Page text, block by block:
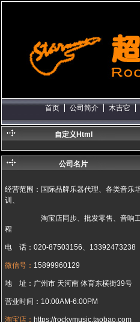
首页 公司简介 木吉它
自定义Html
公司名片
经营范围：国际品牌乐器代理、各类音乐
训、
淘宝店同步、批发零售、音响
程
电 话：020-87503156、13392473238
微信号： 15899960129
地 址：广州市 天河南 体育东横街39号
营业时间：10:00AM-6:00PM
淘宝店： https://rockymusic.taobao.com